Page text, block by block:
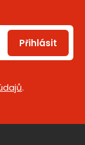
Přihlásit
.